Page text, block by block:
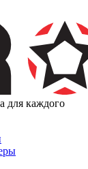
для каждого